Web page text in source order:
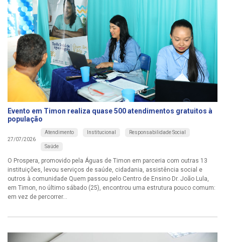
Evento em Timon realiza quase 500 atendimentos gratuitos à
população
27/07/2026
Atendimento Institucional Responsabilidade Social
Saúde
O Prospera, promovido pela Águas de Timon em parceria com outras 13
instituições, levou serviços de saúde, cidadania, assistência social e
outros à comunidade Quem passou pelo Centro de Ensino Dr. João Lula,
em Timon, no último sábado (25), encontrou uma estrutura pouco comum:
em vez de percorrer...